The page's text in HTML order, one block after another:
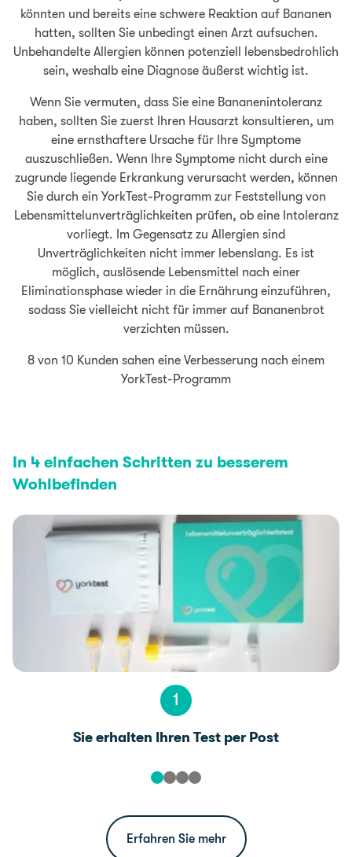
könnten und bereits eine schwere Reaktion auf Bananen
hatten, sollten Sie unbedingt einen Arzt aufsuchen.
Unbehandelte Allergien können potenziell lebensbedrohlich
sein, weshalb eine Diagnose äußerst wichtig ist.
Wenn Sie vermuten, dass Sie eine Bananenintoleranz
haben, sollten Sie zuerst Ihren Hausarzt konsultieren, um
eine ernsthaftere Ursache für Ihre Symptome
auszuschließen. Wenn Ihre Symptome nicht durch eine
zugrunde liegende Erkrankung verursacht werden, können
Sie durch ein YorkTest-Programm zur Feststellung von
Lebens­mittel­un­verträglich­keiten prüfen, ob eine Intoleranz
vorliegt. Im Gegensatz zu Allergien sind
Unverträglichkeiten nicht immer lebenslang. Es ist
möglich, auslösende Lebensmittel nach einer
Eliminationsphase wieder in die Ernährung einzuführen,
sodass Sie vielleicht nicht für immer auf Bananenbrot
verzichten müssen.
8 von 10 Kunden sahen eine Verbesserung nach einem
YorkTest-Programm
In 4 einfachen Schritten zu besserem
Wohlbefinden
1
Sie erhalten Ihren Test per Post
Erfahren Sie mehr